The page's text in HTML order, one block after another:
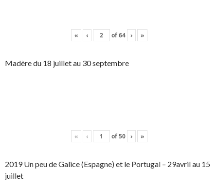
« ‹ of64 › »
Madère du 18 juillet au 30 septembre
« ‹ of50 › »
2019 Un peu de Galice (Espagne) et le Portugal – 29avril au 15
juillet